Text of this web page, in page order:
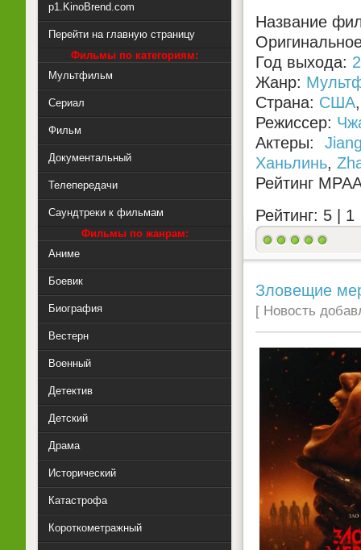
Название
Год выхода:
Жанр:
Страна: США
Режиссер:
Актеры:
Ханьлинь,
Рейтинг
Рейтинг: 5 | 1
Зловещие
[ Новость
p1.KinoBrend.com
Перейти на главную страницу
Фильмы по категориям:
Мультфильм
Сериал
Фильм
Документальный
Телепередачи
Саундтреки к фильмам
Фильмы по жанрам:
Аниме
Боевик
Биография
Вестерн
Военный
Детектив
Детский
Драма
Исторический
Катастрофа
Короткометражный